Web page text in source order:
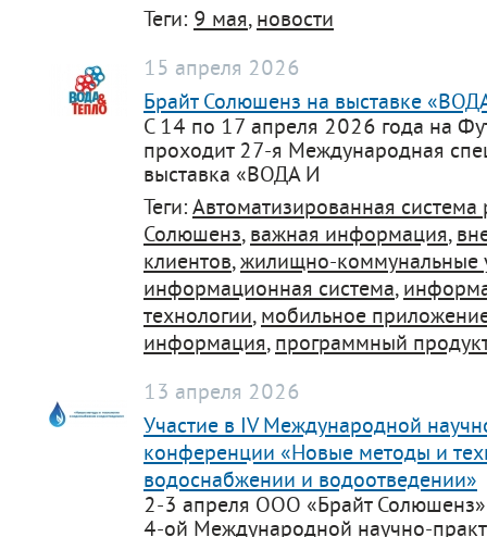
Теги: 9 мая, новости
15 апреля 2026
Брайт Солюшенз на выставке
С 14 по 17 апреля 2026 года на
проходит 27-я Международная
выставка «ВОДА И
Теги: Автоматизированная система
Солюшенз, важная информация,
клиентов,жилищно-коммунальные
информационная система,
технологии, мобильное
информация, программный продукт
13 апреля 2026
Участие в IV Международной
конференции «Новые методы и
водоснабжении и водоотведении»
2-3 апреля ООО «Брайт Солюшенз»
4-ой Международной научно-